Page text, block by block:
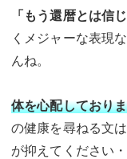
「もう還暦とは信
くメジャーな表現
んね。
体を心配しており
の健康を尋ねる文
が抑えてください・